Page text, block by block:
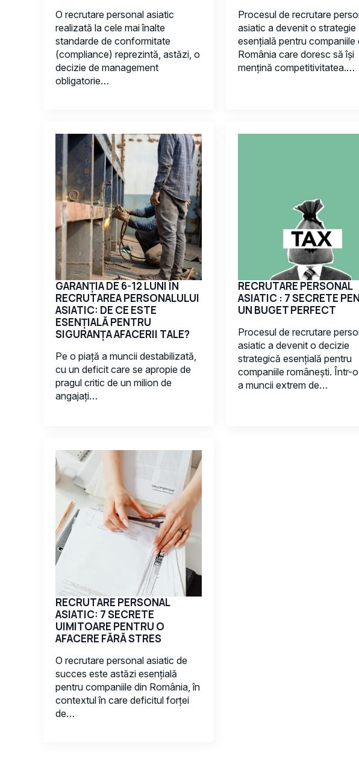
O recrutare personal asiatic
realizată la cele mai înalte
standarde de conformitate
(compliance) reprezintă, astăzi, o
decizie de management
obligatorie…
Procesul de recrutare
asiatic a devenit o strategie
esențială pentru companiile
România care doresc să își
mențină competitivitatea.…
GARANȚIA DE 6-12 LUNI ÎN
RECRUTAREA PERSONALULUI
ASIATIC: DE CE ESTE
ESENȚIALĂ PENTRU
SIGURANȚA AFACERII TALE?
Pe o piață a muncii destabilizată,
cu un deficit care se apropie de
pragul critic de un milion de
angajați…
RECRUTARE PERSONAL
ASIATIC : 7 SECRETE
UN BUGET PERFECT
Procesul de recrutare
asiatic a devenit o decizie
strategică esențială pentru
companiile românești. Într-
a muncii extrem de…
RECRUTARE PERSONAL
ASIATIC: 7 SECRETE
UIMITOARE PENTRU O
AFACERE FĂRĂ STRES
O recrutare personal asiatic de
succes este astăzi esențială
pentru companiile din România, în
contextul în care deficitul forței
de…